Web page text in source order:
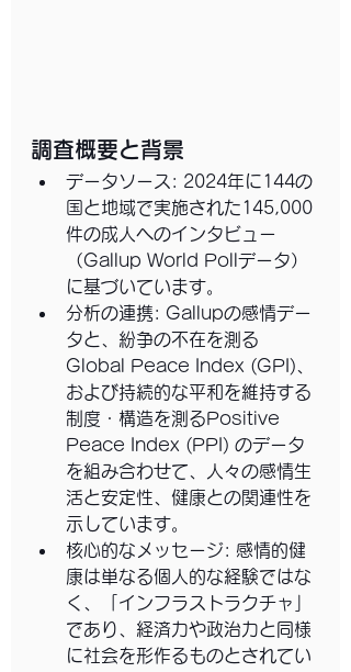
調査概要と背景
データソース: 2024年に144の
国と地域で実施された145,000
件の成人へのインタビュー
（Gallup World Pollデータ）
に基づいています。
分析の連携: Gallupの感情デー
タと、紛争の不在を測る
Global Peace Index (GPI)、
および持続的な平和を維持する
制度・構造を測るPositive
Peace Index (PPI) のデータ
を組み合わせて、人々の感情生
活と安定性、健康との関連性を
示しています。
核心的なメッセージ: 感情的健
康は単なる個人的な経験ではな
く、「インフラストラクチャ」
であり、経済力や政治力と同様
に社会を形作るものとされてい